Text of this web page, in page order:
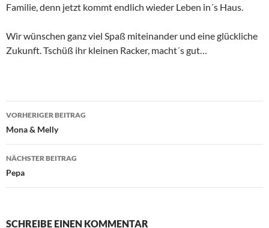
Familie, denn jetzt kommt endlich wieder Leben in´s Haus.
Wir wünschen ganz viel Spaß miteinander und eine glückliche
Zukunft. Tschüß ihr kleinen Racker, macht´s gut…
Beitragsnavigation
VORHERIGER BEITRAG
Mona & Melly
NÄCHSTER BEITRAG
Pepa
SCHREIBE EINEN KOMMENTAR